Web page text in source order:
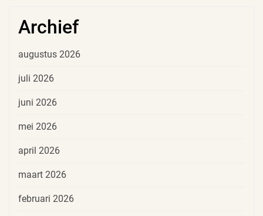
Archief
augustus 2026
juli 2026
juni 2026
mei 2026
april 2026
maart 2026
februari 2026